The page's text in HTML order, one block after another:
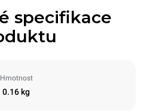
specifikace
Hmotnost
0.16 kg